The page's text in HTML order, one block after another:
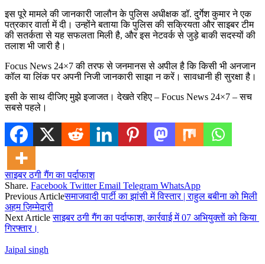
इस पूरे मामले की जानकारी जालौन के पुलिस अधीक्षक डॉ. दुर्गेश कुमार ने एक
पत्रकार वार्ता में दी। उन्होंने बताया कि पुलिस की सक्रियता और साइबर टीम
की सतर्कता से यह सफलता मिली है, और इस नेटवर्क से जुड़े बाकी सदस्यों की
तलाश भी जारी है।
Focus News 24×7 की तरफ से जनमानस से अपील है कि किसी भी अनजान
कॉल या लिंक पर अपनी निजी जानकारी साझा न करें। सावधानी ही सुरक्षा है।
इसी के साथ दीजिए मुझे इजाजत। देखते रहिए – Focus News 24×7 – सच
सबसे पहले।
साइबर ठगी गैंग का पर्दाफाश
Share. Facebook Twitter Email Telegram WhatsApp
Previous Articleसमाजवादी पार्टी का झांसी में विस्तार | राहुल बबीना को मिली
अहम ज़िम्मेदारी
Next Articleसाइबर ठगी गैंग का पर्दाफाश, कार्रवाई में 07 अभियुक्तों को किया
गिरफ्तार।
Jaipal singh